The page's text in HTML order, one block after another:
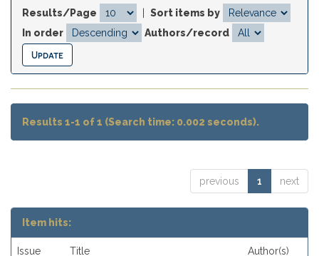
Results/Page
Sort items by
In order
Authors/record
Results 1-1 of 1 (Search time: 0.002 seconds).
previous 1 next
Item hits:
Issue
Title Author(s)